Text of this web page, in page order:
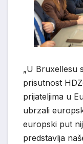
„U Bruxellesu
prisutnost
prijateljima u
ubrzali
europski put
predstavlja